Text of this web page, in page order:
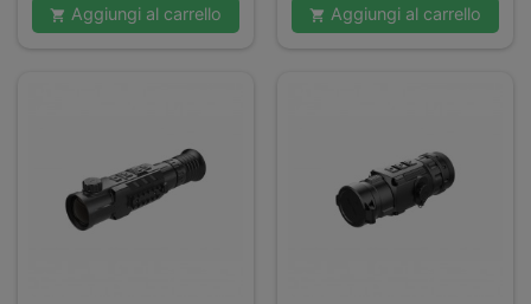
 Aggiungi al carrello  Aggiungi al carrello